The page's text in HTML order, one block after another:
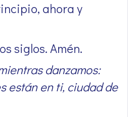
ahora y
siglos. Amén.
danzamos:
están en ti, ciudad de